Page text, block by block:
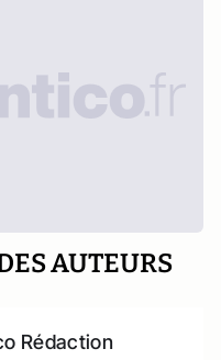
AUTEURS
Rédaction